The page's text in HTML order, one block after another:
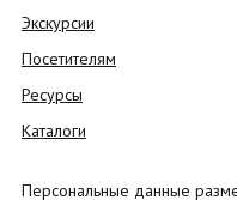
Экскурсии
Посетителям
Ресурсы
Каталоги
Персональные данные